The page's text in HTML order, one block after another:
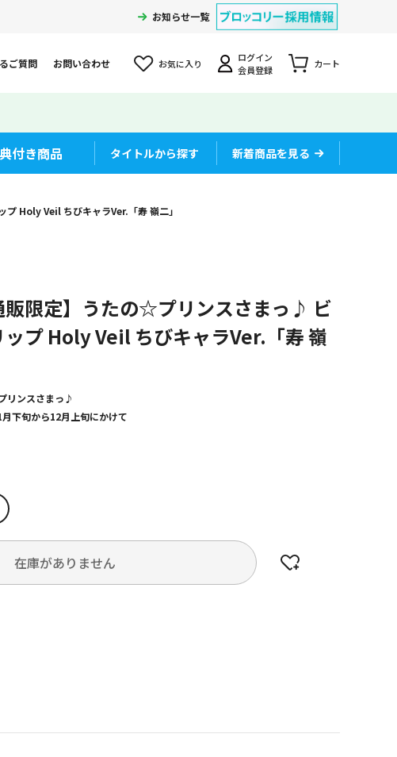
お知らせ一覧
ご質問 お問い合わせ お気に入り
ログイン
会員登録
カート
付き商品 タイトルから探す 新着商品を見る
Holy Veil ちびキャラVer.「寿 嶺二」
販限定】うたの☆プリンスさまっ♪ ビ
ップ Holy Veil ちびキャラVer.「寿 嶺
リンスさまっ♪
下旬から12月上旬にかけて
在庫がありません